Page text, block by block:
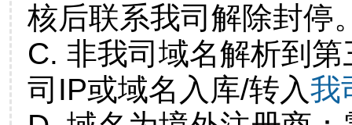
核后联系我司解除封停
C. 非我司域名解析到
司IP或域名入库/转入我